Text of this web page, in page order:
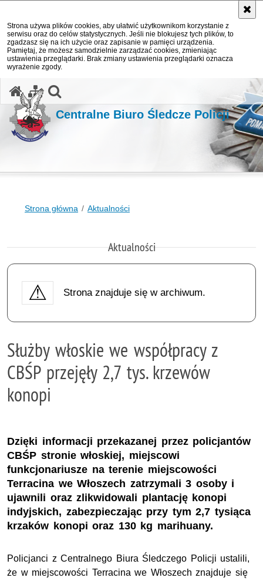
Strona używa plików cookies, aby ułatwić użytkownikom korzystanie z
serwisu oraz do celów statystycznych. Jeśli nie blokujesz tych plików, to
zgadzasz się na ich użycie oraz zapisanie w pamięci urządzenia.
Pamiętaj, że możesz samodzielnie zarządzać cookies, zmieniając
ustawienia przeglądarki. Brak zmiany ustawienia przeglądarki oznacza
wyrażenie zgody.
Centralne Biuro Śledcze Policji
Strona główna Aktualności
Aktualności
Strona znajduje się w archiwum.
Służby włoskie we współpracy z
CBŚP przejęły 2,7 tys. krzewów
konopi
Dzięki informacji przekazanej przez policjantów
CBŚP stronie włoskiej, miejscowi
funkcjonariusze na terenie miejscowości
Terracina we Włoszech zatrzymali 3 osoby i
ujawnili oraz zlikwidowali plantację konopi
indyjskich, zabezpieczając przy tym 2,7 tysiąca
krzaków konopi oraz 130 kg marihuany.
Policjanci z Centralnego Biura Śledczego Policji ustalili,
że w miejscowości Terracina we Włoszech znajduje się